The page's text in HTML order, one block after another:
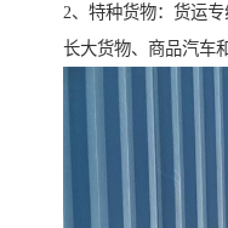
2、特种货物：货运
长大货物、商品汽车